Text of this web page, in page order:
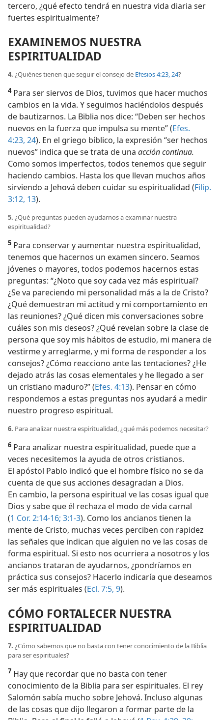
tercero, ¿qué efecto tendrá en nuestra vida diaria ser
fuertes espiritualmente?
EXAMINEMOS NUESTRA
ESPIRITUALIDAD
4. ¿Quiénes tienen que seguir el consejo de Efesios 4:23, 24?
4Para ser siervos de Dios, tuvimos que hacer muchos
cambios en la vida. Y seguimos haciéndolos después
de bautizarnos. La Biblia nos dice: “Deben ser hechos
nuevos en la fuerza que impulsa su mente” (Efes.
4:23, 24). En el griego bíblico, la expresión “ser hechos
nuevos” indica que se trata de una acción continua.
Como somos imperfectos, todos tenemos que seguir
haciendo cambios. Hasta los que llevan muchos años
sirviendo a Jehová deben cuidar su espiritualidad (Filip.
3:12, 13).
5. ¿Qué preguntas pueden ayudarnos a examinar nuestra
espiritualidad?
5 Para conservar y aumentar nuestra espiritualidad,
tenemos que hacernos un examen sincero. Seamos
jóvenes o mayores, todos podemos hacernos estas
preguntas: “¿Noto que soy cada vez más espiritual?
¿Se va pareciendo mi personalidad más a la de Cristo?
¿Qué demuestran mi actitud y mi comportamiento en
las reuniones? ¿Qué dicen mis conversaciones sobre
cuáles son mis deseos? ¿Qué revelan sobre la clase de
persona que soy mis hábitos de estudio, mi manera de
vestirme y arreglarme, y mi forma de responder a los
consejos? ¿Cómo reacciono ante las tentaciones? ¿He
dejado atrás las cosas elementales y he llegado a ser
un cristiano maduro?” (Efes. 4:13). Pensar en cómo
respondemos a estas preguntas nos ayudará a medir
nuestro progreso espiritual.
6. Para analizar nuestra espiritualidad, ¿qué más podemos necesitar?
6 Para analizar nuestra espiritualidad, puede que a
veces necesitemos la ayuda de otros cristianos.
El apóstol Pablo indicó que el hombre físico no se da
cuenta de que sus acciones desagradan a Dios.
En cambio, la persona espiritual ve las cosas igual que
Dios y sabe que él rechaza el modo de vida carnal
(1 Cor. 2:14-16; 3:1-3). Como los ancianos tienen la
mente de Cristo, muchas veces perciben con rapidez
las señales que indican que alguien no ve las cosas de
forma espiritual. Si esto nos ocurriera a nosotros y los
ancianos trataran de ayudarnos, ¿pondríamos en
práctica sus consejos? Hacerlo indicaría que deseamos
ser más espirituales (Ecl. 7:5, 9).
CÓMO FORTALECER NUESTRA
ESPIRITUALIDAD
7. ¿Cómo sabemos que no basta con tener conocimiento de la Biblia
para ser espirituales?
7 Hay que recordar que no basta con tener
conocimiento de la Biblia para ser espirituales. El rey
Salomón sabía mucho sobre Jehová. Incluso algunas
de las cosas que dijo llegaron a formar parte de la